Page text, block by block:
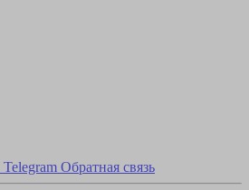
Telegram Обратная связь